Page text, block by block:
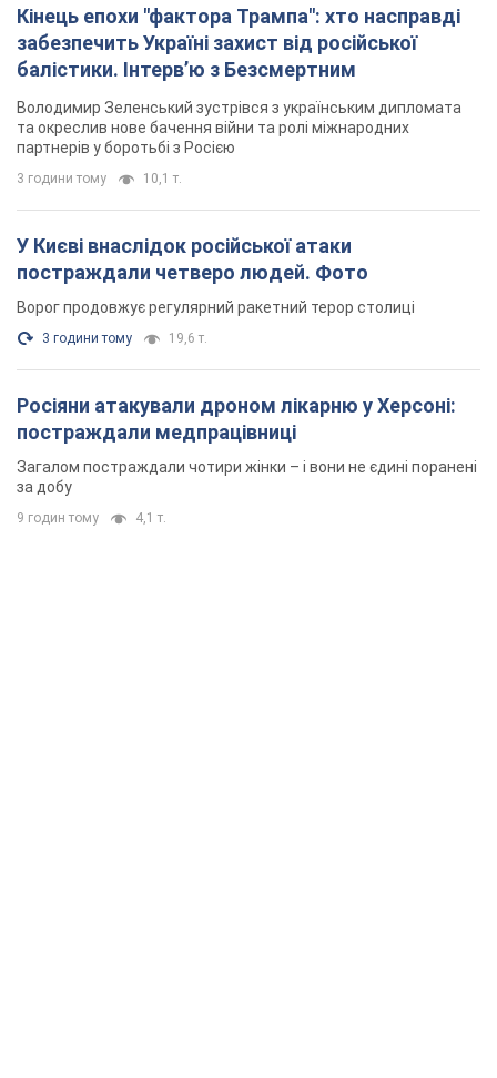
Кінець епохи "фактора Трампа": хто насправді
забезпечить Україні захист від російської
балістики. Інтерв’ю з Безсмертним
Володимир Зеленський зустрівся з українським дипломата
та окреслив нове бачення війни та ролі міжнародних
партнерів у боротьбі з Росією
3 години тому 10,1 т.
У Києві внаслідок російської атаки
постраждали четверо людей. Фото
Ворог продовжує регулярний ракетний терор столиці
3 години тому 19,6 т.
Росіяни атакували дроном лікарню у Херсоні:
постраждали медпрацівниці
Загалом постраждали чотири жінки – і вони не єдині поранені
за добу
9 годин тому 4,1 т.